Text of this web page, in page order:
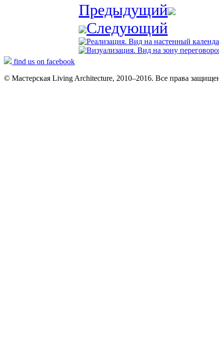
Предыдущий
Следующий
find us on facebook
© Мастерская Living Architecture, 2010–2016. Все права